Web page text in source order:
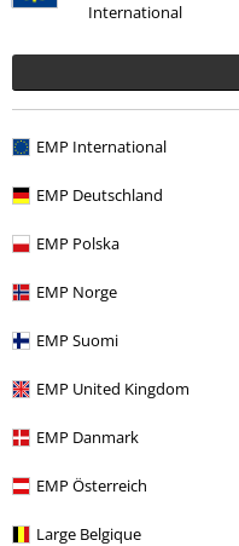
International
EMP International
EMP Deutschland
EMP Polska
EMP Norge
EMP Suomi
EMP United Kingdom
EMP Danmark
EMP Österreich
Large Belgique
Super mooie shirt echt een
Breedte
Te nauw
Te kort
Geverifieerde recensie
Heeft deze recensie je